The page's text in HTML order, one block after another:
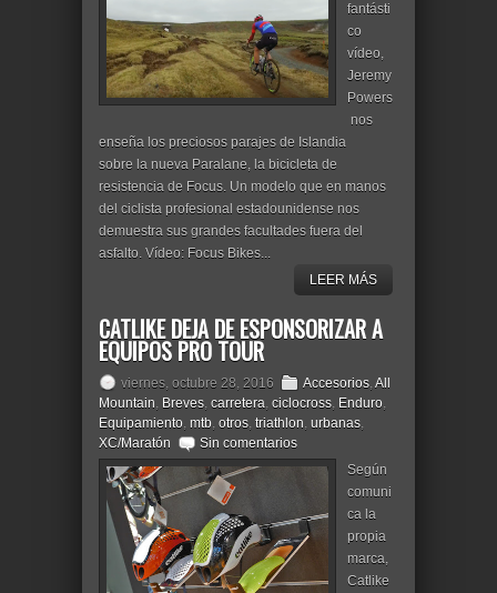
fantásti
co
vídeo,
Jeremy
Powers
nos
enseña los preciosos parajes de Islandia
sobre la nueva Paralane, la bicicleta de
resistencia de Focus. Un modelo que en manos
del ciclista profesional estadounidense nos
demuestra sus grandes facultades fuera del
asfalto. Vídeo: Focus Bikes...
LEER MÁS
CATLIKE DEJA DE ESPONSORIZAR A
EQUIPOS PRO TOUR
viernes, octubre 28, 2016 Accesorios, All
Mountain, Breves, carretera, ciclocross, Enduro,
Equipamiento, mtb, otros, triathlon, urbanas,
XC/Maratón
Sin comentarios
Según
comuni
ca la
propia
marca,
Catlike